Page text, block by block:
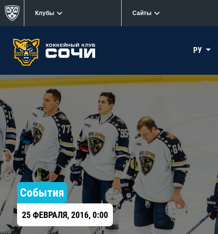
Клубы Сайты
РУ
События
25 ФЕВРАЛЯ, 2016, 0:00